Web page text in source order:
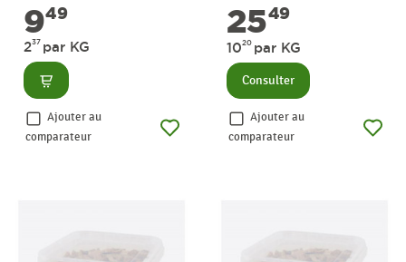
949
237 par KG
Consulter
Ajouter au
comparateur
2549
1020 par KG
Consulter
Ajouter au
comparateur